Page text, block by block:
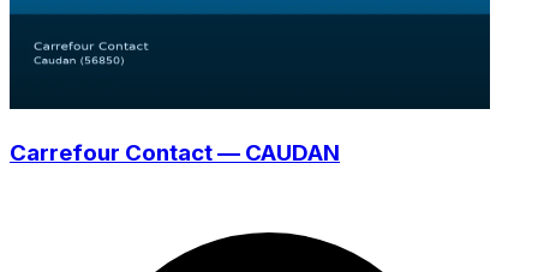
Carrefour Contact — CAUDAN